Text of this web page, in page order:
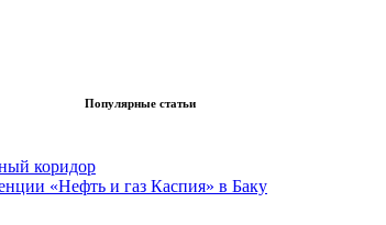
Популярные статьи
коридор
«Нефть и газ Каспия» в Баку